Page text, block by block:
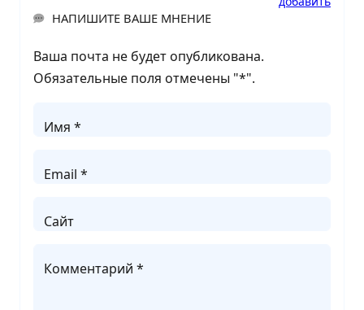
НАПИШИТЕ ВАШЕ МНЕНИЕ
Ваша почта не будет опубликована.
Обязательные поля отмечены "*".
Имя *
Email *
Сайт
Комментарий *